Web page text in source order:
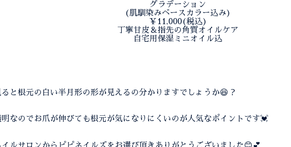
グラデーション
(肌馴染みベースカラー込み)
￥11,000(税込)
丁寧甘皮＆指先の角質オイルケア
自宅用保湿ミニオイル込
ると根元の白い半月形の形が見えるの分かりますでしょうか😆？
なのでお爪が伸びても根元が気になりにくいのが人気なポイントです💓